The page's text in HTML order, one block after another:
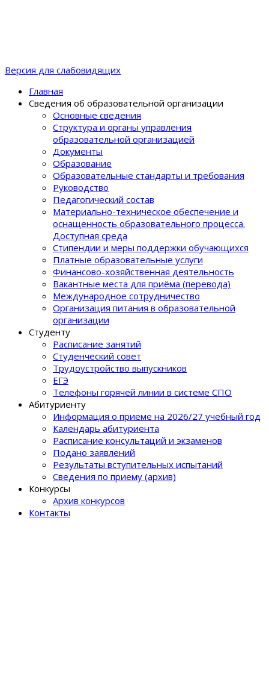
Версия для слабовидящих
Главная
Сведения об образовательной организации
Основные сведения
Структура и органы управления
образовательной организацией
Документы
Образование
Образовательные стандарты и требования
Руководство
Педагогический состав
Материально-техническое обеспечение и
оснащенность образовательного процеcса.
Доступная среда
Стипендии и меры поддержки обучающихся
Платные образовательные услуги
Финансово-хозяйственная деятельность
Вакантные места для приёма (перевода)
Международное сотрудничество
Организация питания в образовательной
организации
Студенту
Расписание занятий
Студенческий совет
Трудоустройство выпускников
ЕГЭ
Телефоны горячей линии в системе СПО
Абитуриенту
Информация о приеме на 2026/27 учебный год
Календарь абитуриента
Расписание консультаций и экзаменов
Подано заявлений
Результаты вступительных испытаний
Сведения по приему (архив)
Конкурсы
Архив конкурсов
Контакты